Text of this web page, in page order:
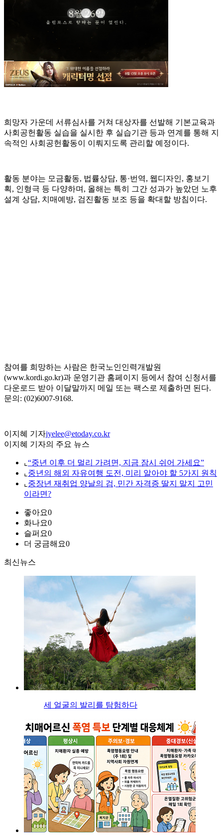
희망자 가운데 서류심사를 거쳐 대상자를 선발해 기본교육과
사회공헌활동 실습을 실시한 후 실습기관 등과 연계를 통해 지
속적인 사회공헌활동이 이뤄지도록 관리할 예정이다.
활동 분야는 모금활동, 법률상담, 통·번역, 웹디자인, 홍보기
획, 인형극 등 다양하며, 올해는 특히 그간 성과가 높았던 노후
설계 상담, 치매예방, 검진활동 보조 등을 확대할 방침이다.
참여를 희망하는 사람은 한국노인인력개발원
(www.kordi.go.kr)과 운영기관 홈페이지 등에서 참여 신청서를
다운로드 받아 이달말까지 메일 또는 팩스로 제출하면 된다.
문의: (02)6007-9168.
이지혜 기자jyelee@etoday.co.kr
이지혜 기자의 주요 뉴스
⌞ “중년 이후 더 멀리 가려면, 지금 잠시 쉬어 가세요”
⌞ 중년의 해외 자유여행 도전, 미리 알아야 할 5가지 원칙
⌞ 중장년 재취업 양날의 검, 민간 자격증 딸지 말지 고민
이라면?
좋아요0
화나요0
슬퍼요0
더 궁금해요0
최신뉴스
세 얼굴의 발리를 탐험하다